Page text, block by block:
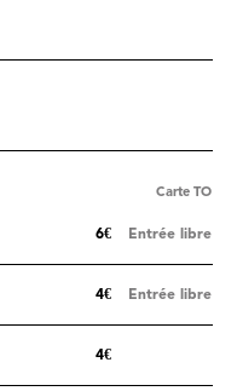
Carte TO
6€ Entrée libre
4€ Entrée libre
4€